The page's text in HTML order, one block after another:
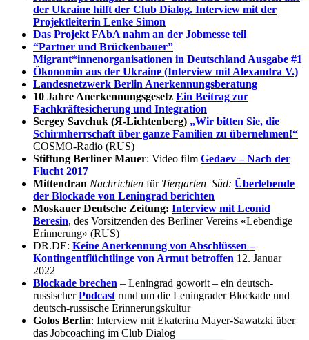
der Ukraine hilft der Club Dialog. Interview mit der
Projektleiterin Lenke Simon
Das Projekt FAbA nahm an der Jobmesse teil
“Partner und Brückenbauer”
Migrant*innenorganisationen in Deutschland Ausgabe #1
Ökonomin aus der Ukraine (Interview mit Alexandra V.)
Landesnetzwerk Berlin Anerkennungsberatung
10 Jahre Anerkennungsgesetz Ein Beitrag zur
Fachkräftesicherung und Integration
Sergey Savchuk (Я-Lichtenberg) „Wir bitten Sie, die
Schirmherrschaft über ganze Familien zu übernehmen!“
COSMO-Radio (RUS)
Stiftung Berliner Mauer: Video film Gedaev – Nach der
Flucht 2017
Mittendran Nachrichten für Tiergarten–Süd: Überlebende
der Blockade von Leningrad berichten
Moskauer Deutsche Zeitung: Interview mit Leonid
Beresin, des Vorsitzenden des Berliner Vereins «Lebendige
Erinnerung» (RUS)
DR.DE: Keine Anerkennung von Abschlüssen –
Kontingentflüchtlinge von Armut betroffen 12. Januar
2022
Blockade brechen – Leningrad goworit – ein deutsch-
russischerPodcast rund um die Leningrader Blockade und
deutsch-russische Erinnerungskultur
Golos Berlin: Interview mit Ekaterina Mayer-Sawatzki über
das Jobcoaching im Club Dialog